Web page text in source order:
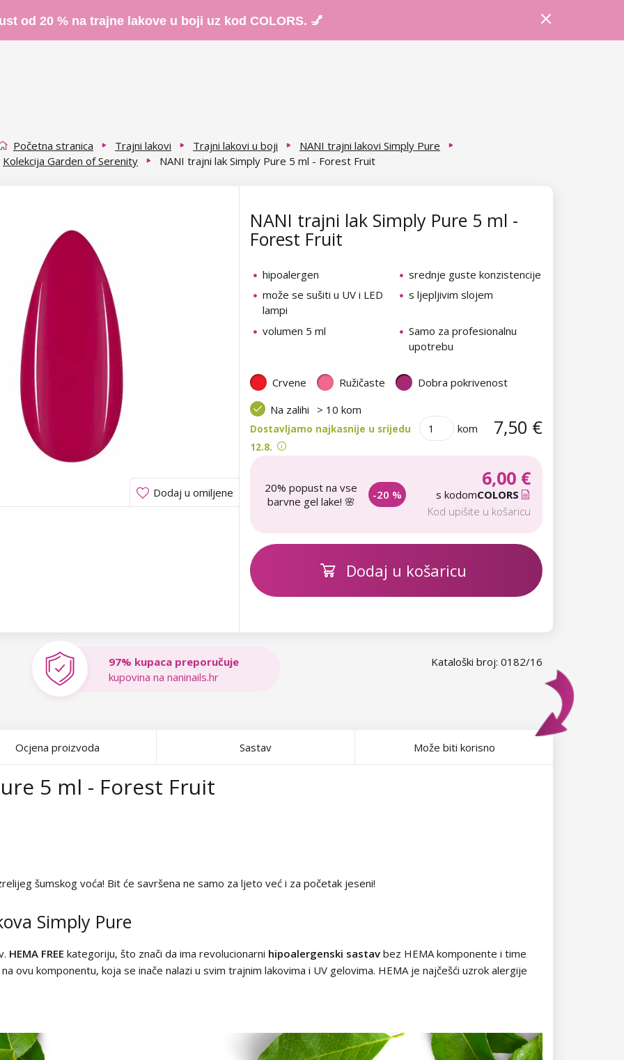
od 20 % na trajne lakove u boji uz kod COLORS. 💅
Početna stranica Trajni lakovi Trajni lakovi u boji
NANI trajni lakovi Simply Pure
Kolekcija Garden of Serenity
NANI trajni lak Simply Pure 5 ml - Forest Fruit
Dodaj u omiljene
NANI trajni lak Simply Pure 5 ml -
Forest Fruit
hipoalergen
srednje guste konzistencije
može se sušiti u UV i LED
lampi
s ljepljivim slojem
volumen 5 ml
Samo za profesionalnu
upotrebu
Crvene Ružičaste
Dobra pokrivenost
Na zalihi
> 10 kom
Dostavljamo najkasnije u srijedu
12.8.
kom 7,50 €
20% popust na vse
barvne gel lake! 🌸
-20 %
6,00 €
s kodomCOLORS
Kod upišite u košaricu
Dodaj u košaricu
Kataloški broj: 0182/16
97% kupaca preporučuje
kupovina na naninails.hr
5 ml - Forest Fruit
šumskog voća! Bit će savršena ne samo za ljeto već i za početak jeseni!
Simply Pure
HEMA FREE kategoriju, što znači da ima revolucionarni hipoalergenski sastav bez HEMA komponente i time
ovu komponentu, koja se inače nalazi u svim trajnim lakovima i UV gelovima. HEMA je najčešći uzrok alergije
Ocjena proizvoda Sastav Može biti korisno